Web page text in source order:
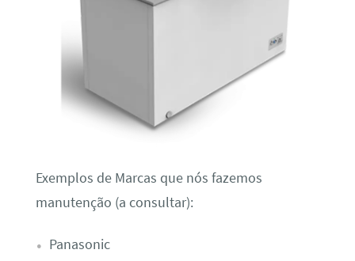
Exemplos de Marcas que nós fazemos
manutenção (a consultar):
Panasonic